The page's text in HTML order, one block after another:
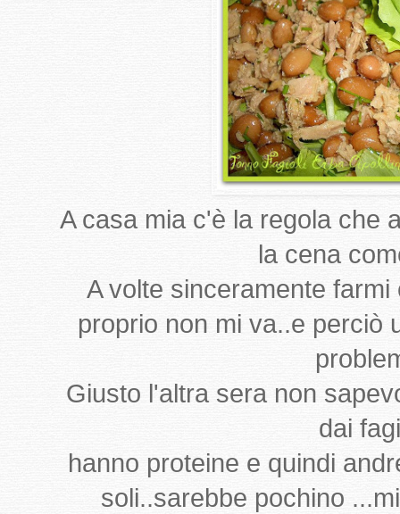
A casa mia c'è la regola che
la cena
A volte sinceramente
proprio non mi va..e perciò
Giusto l'altra sera non
dai
hanno proteine e quindi
soli..sarebbe pochino